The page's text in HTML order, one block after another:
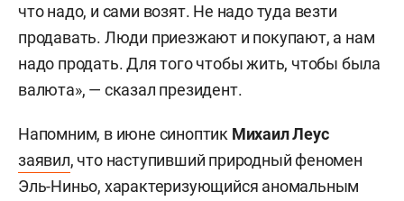
что надо, и сами возят. Не надо туда везти
продавать. Люди приезжают и покупают, а нам
надо продать. Для того чтобы жить, чтобы была
валюта», — сказал президент.
Напомним, в июне синоптик Михаил Леус
заявил, что наступивший природный феномен
Эль-Ниньо, характеризующийся аномальным